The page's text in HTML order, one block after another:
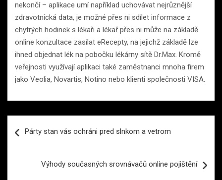
nekončí – aplikace umí například uchovávat nejrůznější
zdravotnická data, je možné přes ni sdílet informace z
chytrých hodinek s lékaři a lékař přes ni může na základě
online konzultace zasílat eRecepty, na jejichž základě lze
ihned objednat lék na pobočku lékárny sítě Dr.Max. Kromě
veřejnosti využívají aplikaci také zaměstnanci mnoha firem
jako Veolia, Novartis, Notino nebo klienti společnosti VISA.
proPárty stan vás ochráni pred slnkom a vetrom
Výhody současných srovnávačů online pojištění